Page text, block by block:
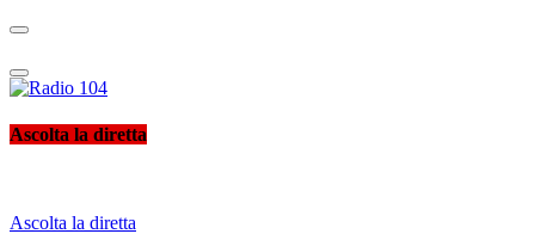
Radio 104
Like It !
Ascolta la diretta
Ascolta la diretta